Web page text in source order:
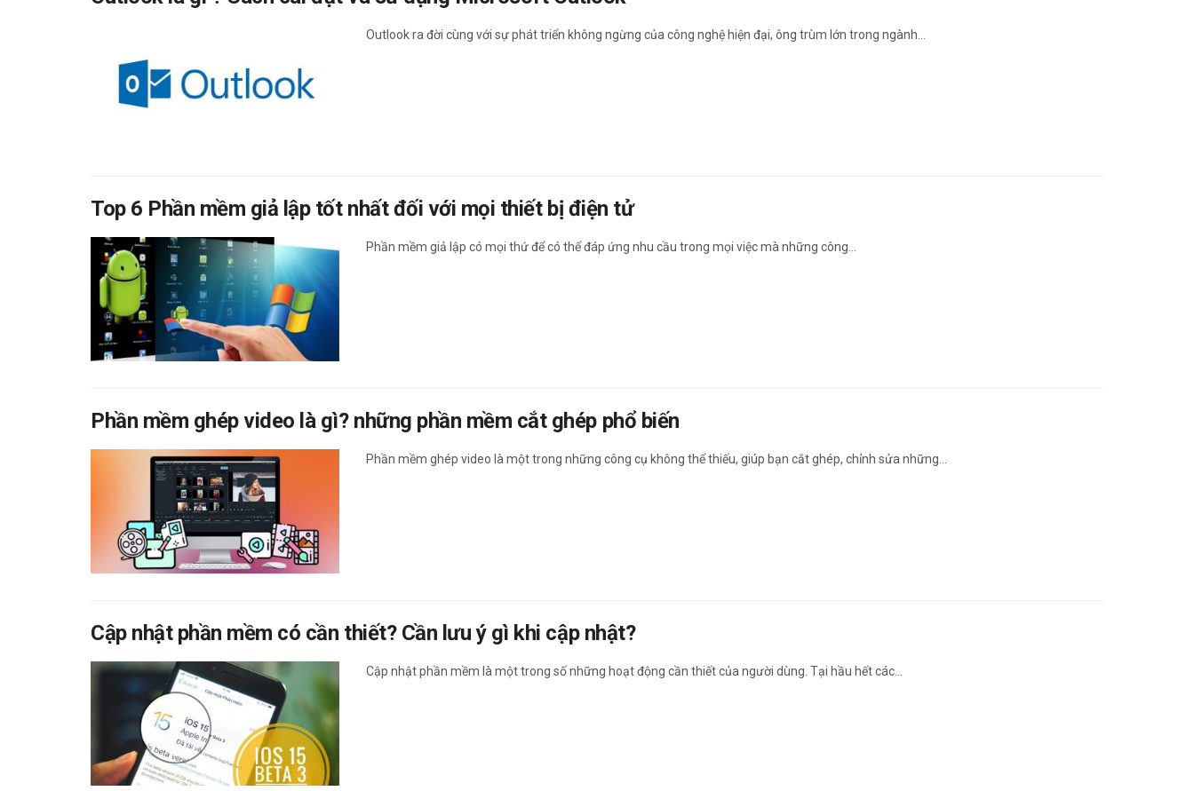
Outlook ra đời cùng với sự phát triển không ngừng của công nghệ hiện đại, ông trùm lớn trong ngành...
Top 6 Phần mềm giả lập tốt nhất đối với mọi thiết bị điện tử
Phần mềm giả lập có mọi thứ để có thể đáp ứng nhu cầu trong mọi việc mà những công...
Phần mềm ghép video là gì? những phần mềm cắt ghép phổ biến
Phần mềm ghép video là một trong những công cụ không thể thiếu, giúp bạn cắt ghép, chỉnh sửa những...
Cập nhật phần mềm có cần thiết? Cần lưu ý gì khi cập nhật?
Cập nhật phần mềm là một trong số những hoạt động cần thiết của người dùng. Tại hầu hết các...